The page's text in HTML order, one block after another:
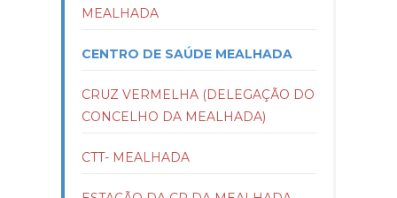
MEALHADA
CENTRO DE SAÚDE MEALHADA
CRUZ VERMELHA (DELEGAÇÃO DO
CONCELHO DA MEALHADA)
CTT- MEALHADA